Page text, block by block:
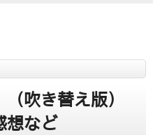
吹き替え版）
想など